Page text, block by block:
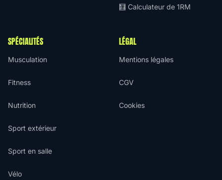
🧮 Calculateur de 1RM
SPÉCIALITÉS
Musculation
Fitness
Nutrition
Sport extérieur
Sport en salle
Vélo
LÉGAL
Mentions légales
CGV
Cookies